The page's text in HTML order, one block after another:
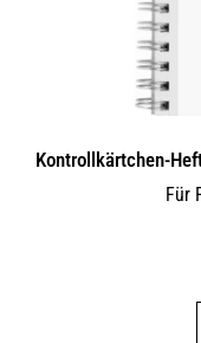
Kontrollkärtchen-
Für